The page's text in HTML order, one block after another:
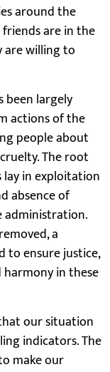
around the
are in the
willing to
been largely
actions of the
people about
The root
lay in exploitation
absence of
administration.
a
to ensure justice,
in these
our situation
indicators. The
make our